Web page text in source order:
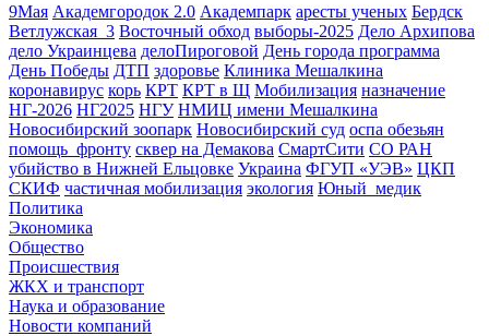
9Мая Академгородок 2.0 Академпарк аресты ученых Бердск
Ветлужская_3 Восточный обход выборы-2025 Дело Архипова
дело Украинцева делоПироговой День города программа
День Победы ДТП здоровье Клиника Мешалкина
коронавирус корь КРТ КРТ в Щ Мобилизация назначение
НГ-2026 НГ2025 НГУ НМИЦ имени Мешалкина
Новосибирский зоопарк Новосибирский суд оспа обезьян
помощь_фронту сквер на Демакова СмартСити СО РАН
убийство в Нижней Ельцовке Украина ФГУП «УЭВ» ЦКП
СКИФ частичная мобилизация экология Юный_медик
Политика
Экономика
Общество
Происшествия
ЖКХ и транспорт
Наука и образование
Новости компаний